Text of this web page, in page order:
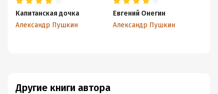
Другие книги автора
Капитанская дочка
Александр Пушкин
Евгений Онегин
Александр Пушкин